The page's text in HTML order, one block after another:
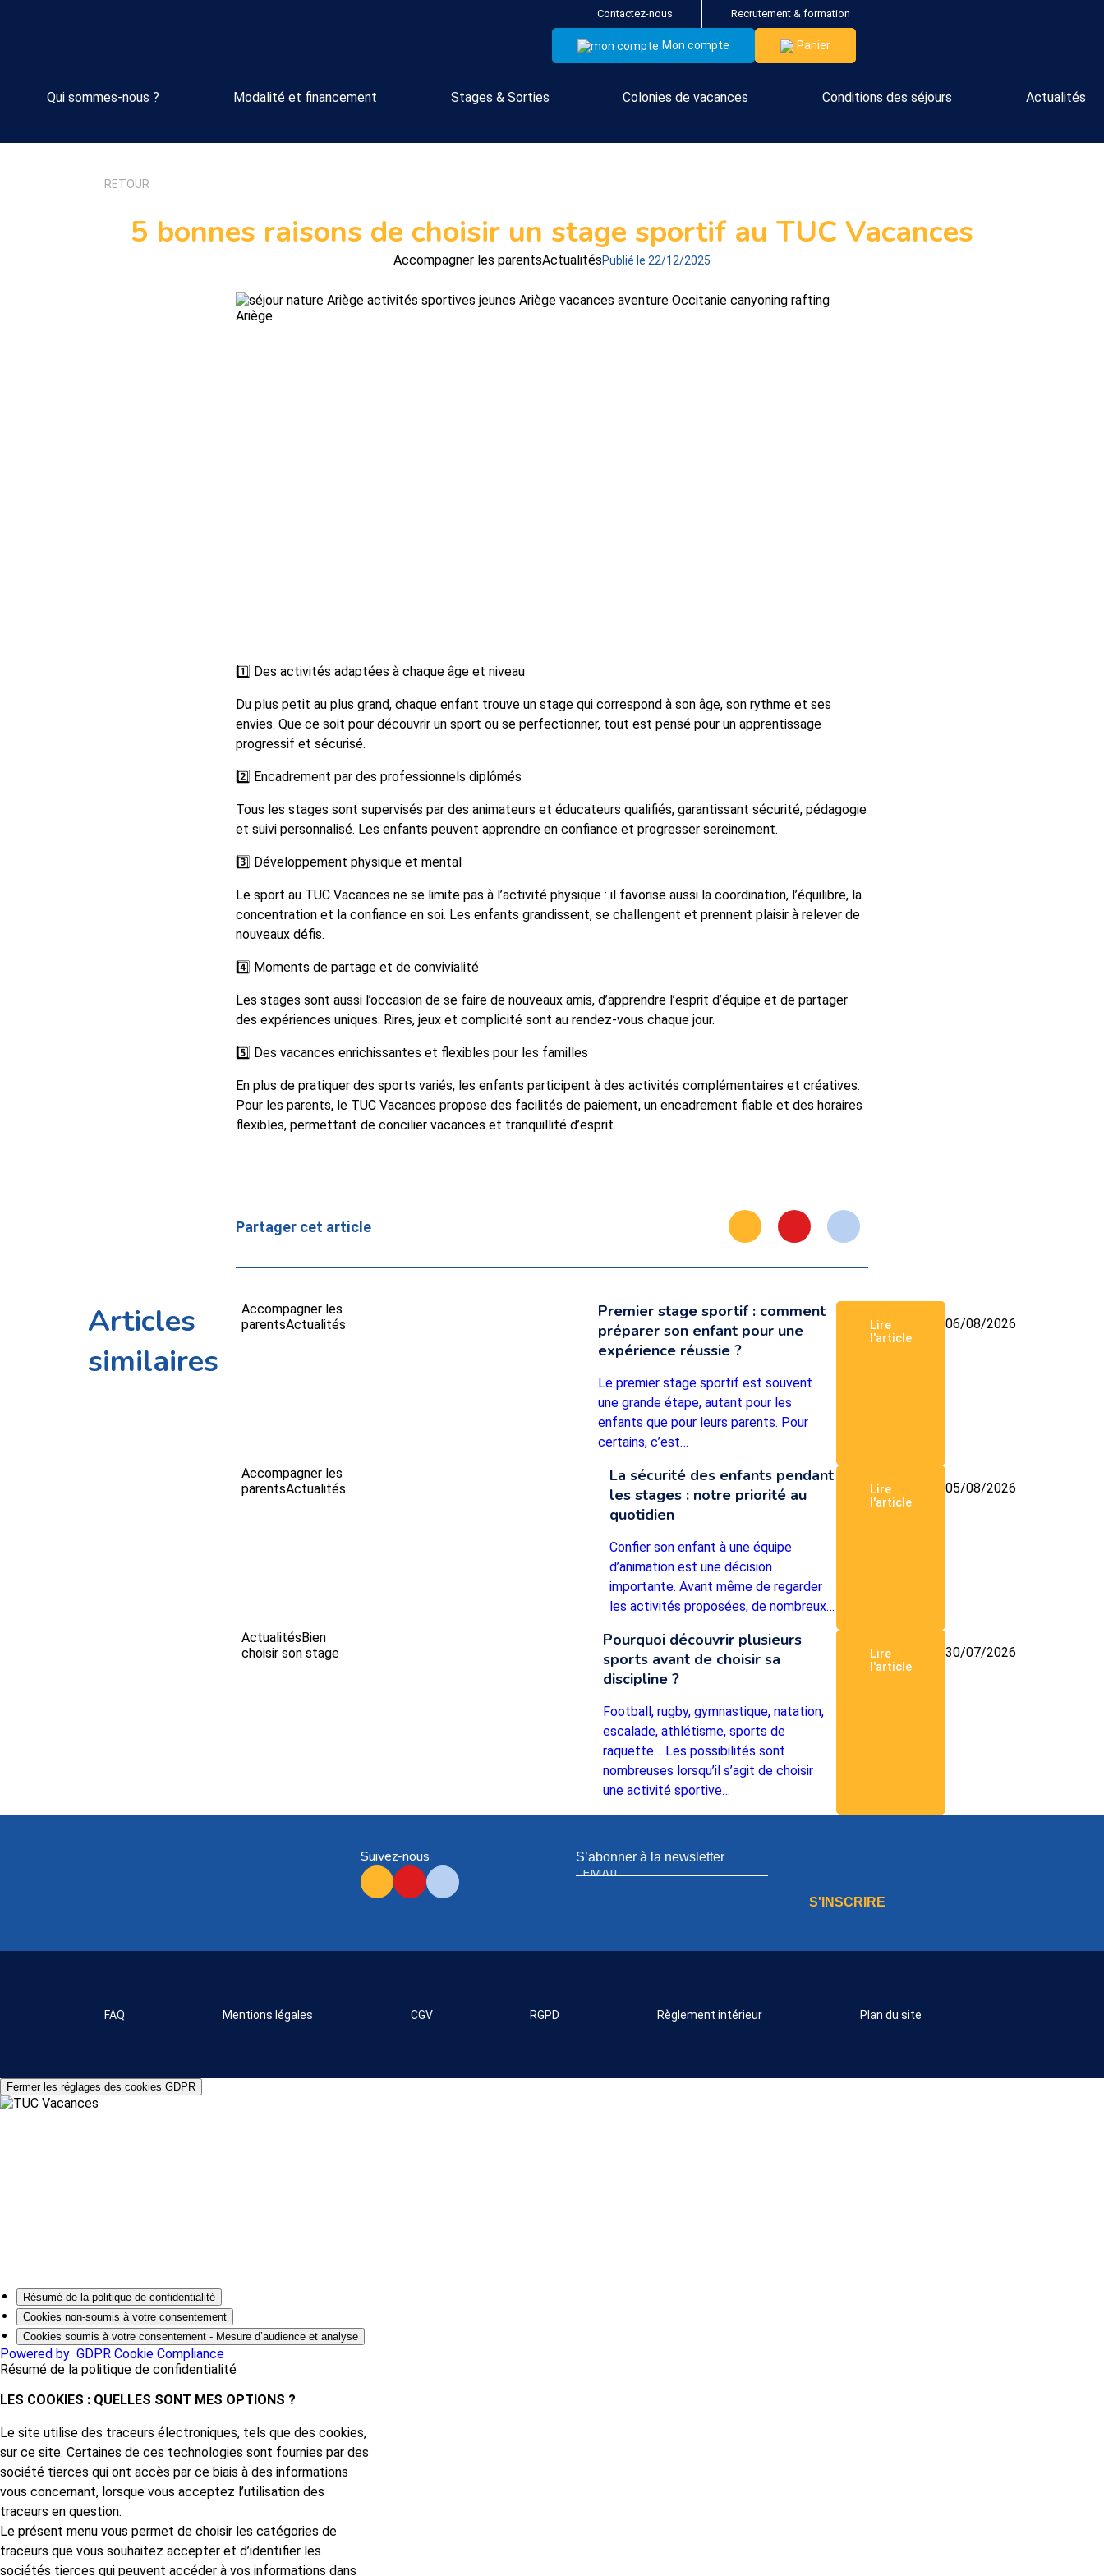
Contactez-nous Recrutement & formation
Mon compte Panier
Qui sommes-nous ? Modalité et financement Stages & Sorties Colonies de vacances Conditions des séjours Actualités
RETOUR
5 bonnes raisons de choisir un stage sportif au TUC Vacances
Accompagner les parentsActualitésPublié le 22/12/2025
1️⃣ Des activités adaptées à chaque âge et niveau
Du plus petit au plus grand, chaque enfant trouve un stage qui correspond à son âge, son rythme et ses
envies. Que ce soit pour découvrir un sport ou se perfectionner, tout est pensé pour un apprentissage
progressif et sécurisé.
2️⃣ Encadrement par des professionnels diplômés
Tous les stages sont supervisés par des animateurs et éducateurs qualifiés, garantissant sécurité, pédagogie
et suivi personnalisé. Les enfants peuvent apprendre en confiance et progresser sereinement.
3️⃣ Développement physique et mental
Le sport au TUC Vacances ne se limite pas à l’activité physique : il favorise aussi la coordination, l’équilibre, la
concentration et la confiance en soi. Les enfants grandissent, se challengent et prennent plaisir à relever de
nouveaux défis.
4️⃣ Moments de partage et de convivialité
Les stages sont aussi l’occasion de se faire de nouveaux amis, d’apprendre l’esprit d’équipe et de partager
des expériences uniques. Rires, jeux et complicité sont au rendez-vous chaque jour.
5️⃣ Des vacances enrichissantes et flexibles pour les familles
En plus de pratiquer des sports variés, les enfants participent à des activités complémentaires et créatives.
Pour les parents, le TUC Vacances propose des facilités de paiement, un encadrement fiable et des horaires
flexibles, permettant de concilier vacances et tranquillité d’esprit.
Partager cet article
Articles
similaires
Accompagner les
parentsActualités
Premier stage sportif : comment
préparer son enfant pour une
expérience réussie ?
Le premier stage sportif est souvent
une grande étape, autant pour les
enfants que pour leurs parents. Pour
certains, c’est…
Lire
l'article
06/08/2026
Accompagner les
parentsActualités
La sécurité des enfants pendant
les stages : notre priorité au
quotidien
Confier son enfant à une équipe
d’animation est une décision
importante. Avant même de regarder
les activités proposées, de nombreux…
Lire
l'article
05/08/2026
Actualités Bien
choisir son stage
Pourquoi découvrir plusieurs
sports avant de choisir sa
discipline ?
Football, rugby, gymnastique, natation,
escalade, athlétisme, sports de
raquette… Les possibilités sont
nombreuses lorsqu’il s’agit de choisir
une activité sportive…
Lire
l'article
30/07/2026
Suivez-nous S’abonner à la newsletter
S'INSCRIRE
FAQ Mentions légales CGV RGPD Règlement intérieur Plan du site
Fermer les réglages des cookies GDPR
Résumé de la politique de confidentialité
Cookies non-soumis à votre consentement
Cookies soumis à votre consentement - Mesure d’audience et analyse
Powered by GDPR Cookie Compliance
Résumé de la politique de confidentialité
LES COOKIES : QUELLES SONT MES OPTIONS ?
Le site utilise des traceurs électroniques, tels que des cookies,
sur ce site. Certaines de ces technologies sont fournies par des
société tierces qui ont accès par ce biais à des informations
vous concernant, lorsque vous acceptez l’utilisation des
traceurs en question.
Le présent menu vous permet de choisir les catégories de
traceurs que vous souhaitez accepter et d’identifier les
sociétés tierces qui peuvent accéder à vos informations dans